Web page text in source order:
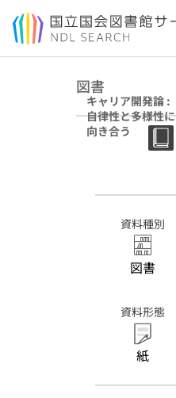
本文へ移動
図書
キャリア開発論 :
自律性と多様性に
向き合う
資料種別
図書
資料形態
紙